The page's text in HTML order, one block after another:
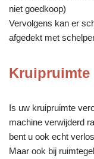
niet goedkoop)
Vervolgens kan er
afgedekt met
Kruipruimte
Is uw kruipruimte
machine verwijderd
bent u ook echt
Maar ook bij